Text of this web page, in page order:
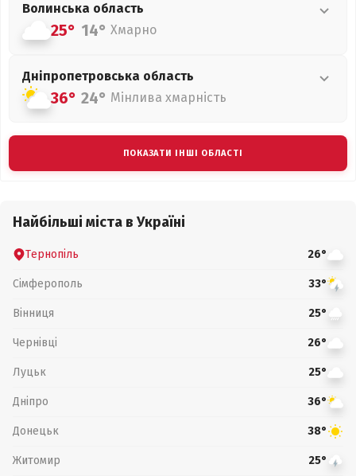
Волинська область
25° 14° Хмарно
Дніпропетровська область
36° 24° Мінлива хмарність
ПОКАЗАТИ ІНШІ ОБЛАСТІ
Найбільші міста в Україні
Тернопіль 26°
Сімферополь 33°
Вінниця 25°
Чернівці 26°
Луцьк 25°
Дніпро 36°
Донецьк 38°
Житомир 25°